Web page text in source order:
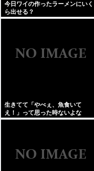
今日ワイの作ったラーメンにいく
ら出せる？
生きてて「やべぇ、魚食いて
え！」って思った時ないよな